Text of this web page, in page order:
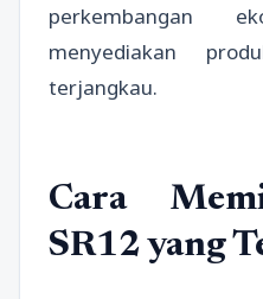
perkembangan
menyediakan
terjangkau.
Cara
SR12 yang